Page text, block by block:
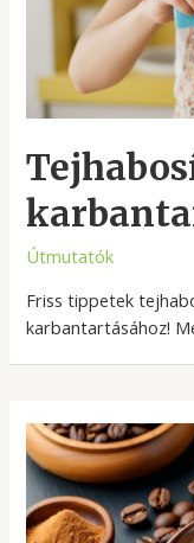
Útmutatók
Friss tippetek
karbantartásához!